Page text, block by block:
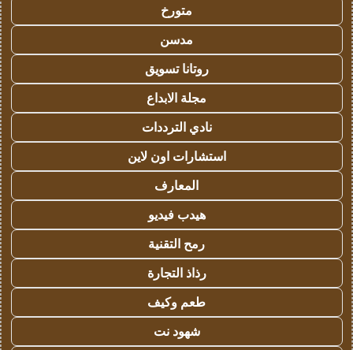
متورخ
مدسن
روتانا تسويق
مجلة الابداع
نادي الترددات
استشارات اون لاين
المعارف
هيدب فيديو
رمح التقنية
رذاذ التجارة
طعم وكيف
شهود نت